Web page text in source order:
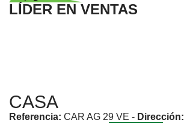
LÍDER EN VENTAS
Destacadas
CASA
Referencia: CAR AG 29 VE - Dirección: